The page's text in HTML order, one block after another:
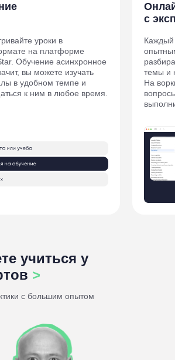
уроки в
на платформе
Обучение асинхронное
вы можете изучать
в удобном темпе и
к ним в любое время.
темы и
На
с
учиться у
>
c большим опытом